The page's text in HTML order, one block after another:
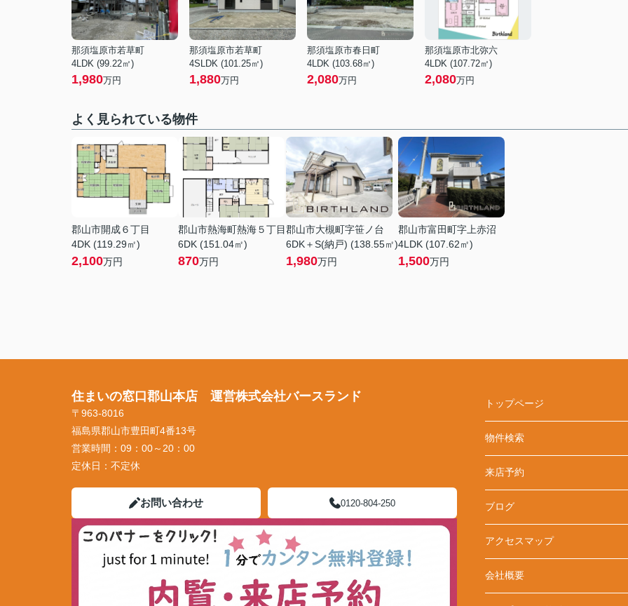
那須塩原市若草町
4LDK (99.22㎡)
1,980万円
那須塩原市若草町
4SLDK (101.25㎡)
1,880万円
那須塩原市春日町
4LDK (103.68㎡)
2,080万円
那須塩原市北弥六
4LDK (107.72㎡)
2,080万円
よく見られている物件
郡山市開成６丁目
4DK (119.29㎡)
2,100万円
郡山市熱海町熱海５丁目
6DK (151.04㎡)
870万円
郡山市大槻町字笹ノ台
6DK＋S(納戸) (138.55㎡)
1,980万円
郡山市富田町字上赤沼
4LDK (107.62㎡)
1,500万円
住まいの窓口郡山本店 運営株式会社バースランド
〒963-8016
福島県郡山市豊田町4番13号
営業時間： 09：00～20：00
定休日： 不定休
お問い合わせ 0120-804-250
トップページ
物件検索
来店予約
ブログ
アクセスマップ
会社概要